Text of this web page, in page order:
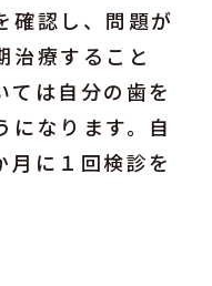
確認し、問題が
治療すること
ては自分の歯を
になります。自
月に１回検診を